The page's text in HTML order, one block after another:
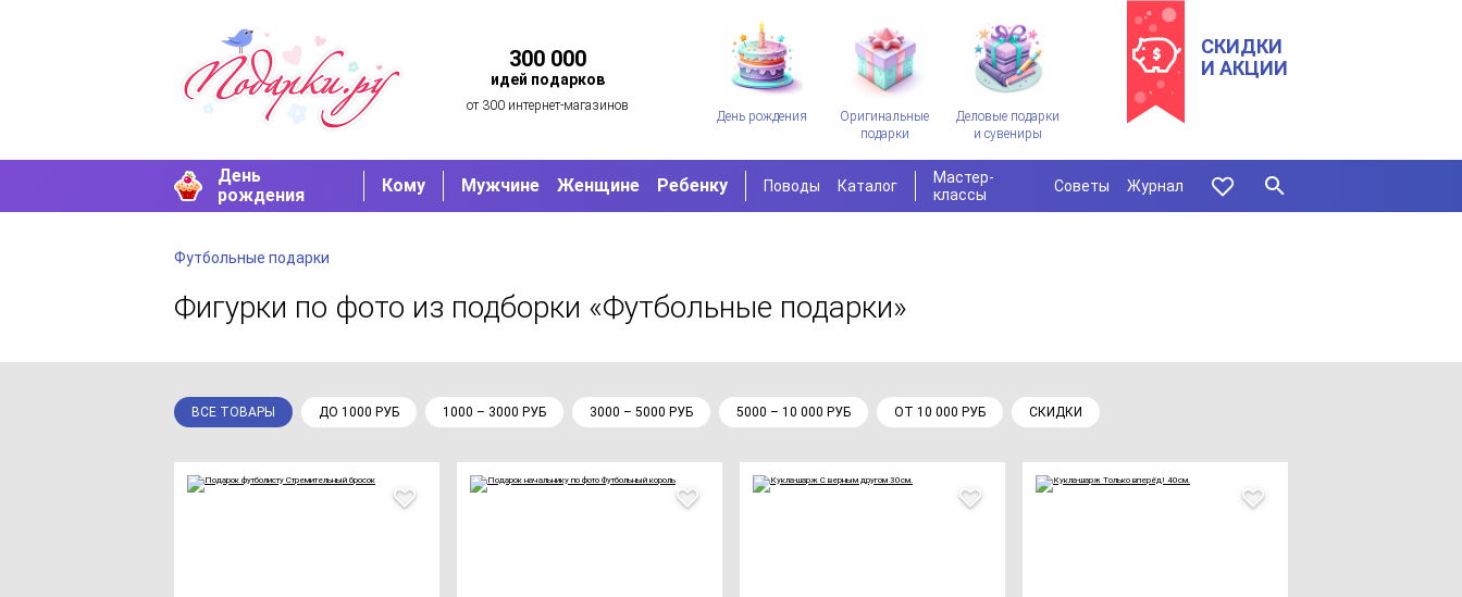
300 000
идей подарков
от 300 интернет-магазинов
День рождения
Оригинальные
подарки
Деловые подарки
и сувениры
СКИДКИ
И АКЦИИ
День
рождения
Кому Мужчине Женщине Ребенку Поводы Каталог
Мастер-
классы
Советы Журнал
Футбольные подарки
Фигурки по фото из подборки «Футбольные подарки»
ВСЕ ТОВАРЫ ДО 1000 РУБ 1000 – 3000 РУБ 3000 – 5000 РУБ 5000 – 10 000 РУБ ОТ 10 000 РУБ СКИДКИ